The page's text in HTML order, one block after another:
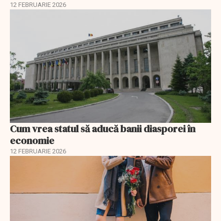
12 FEBRUARIE 2026
Cum vrea statul să aducă banii diasporei în
economie
12 FEBRUARIE 2026